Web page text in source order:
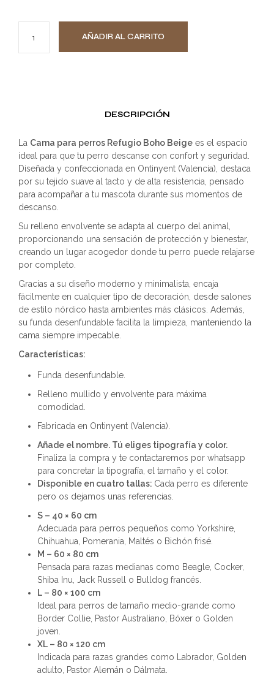
AÑADIR AL CARRITO
DESCRIPCIÓN
La Cama para perros Refugio Boho Beige es el espacio
ideal para que tu perro descanse con confort y seguridad.
Diseñada y confeccionada en Ontinyent (Valencia), destaca
por su tejido suave al tacto y de alta resistencia, pensado
para acompañar a tu mascota durante sus momentos de
descanso.
Su relleno envolvente se adapta al cuerpo del animal,
proporcionando una sensación de protección y bienestar,
creando un lugar acogedor donde tu perro puede relajarse
por completo.
Gracias a su diseño moderno y minimalista, encaja
fácilmente en cualquier tipo de decoración, desde salones
de estilo nórdico hasta ambientes más clásicos. Además,
su funda desenfundable facilita la limpieza, manteniendo la
cama siempre impecable.
Características:
Funda desenfundable.
Relleno mullido y envolvente para máxima
comodidad.
Fabricada en Ontinyent (Valencia).
Añade el nombre. Tú eliges tipografía y color.
Finaliza la compra y te contactaremos por whatsapp
para concretar la tipografía, el tamaño y el color.
Disponible en cuatro tallas: Cada perro es diferente
pero os dejamos unas referencias.
S – 40 × 60 cm
Adecuada para perros pequeños como Yorkshire,
Chihuahua, Pomerania, Maltés o Bichón frisé.
M – 60 × 80 cm
Pensada para razas medianas como Beagle, Cocker,
Shiba Inu, Jack Russell o Bulldog francés.
L – 80 × 100 cm
Ideal para perros de tamaño medio-grande como
Border Collie, Pastor Australiano, Bóxer o Golden
joven.
XL – 80 × 120 cm
Indicada para razas grandes como Labrador, Golden
adulto, Pastor Alemán o Dálmata.